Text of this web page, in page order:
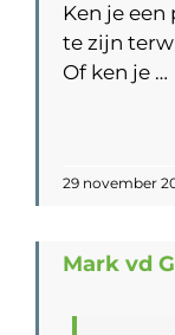
Ken je
te zijn
Of ken je …
29 november
Mark vd